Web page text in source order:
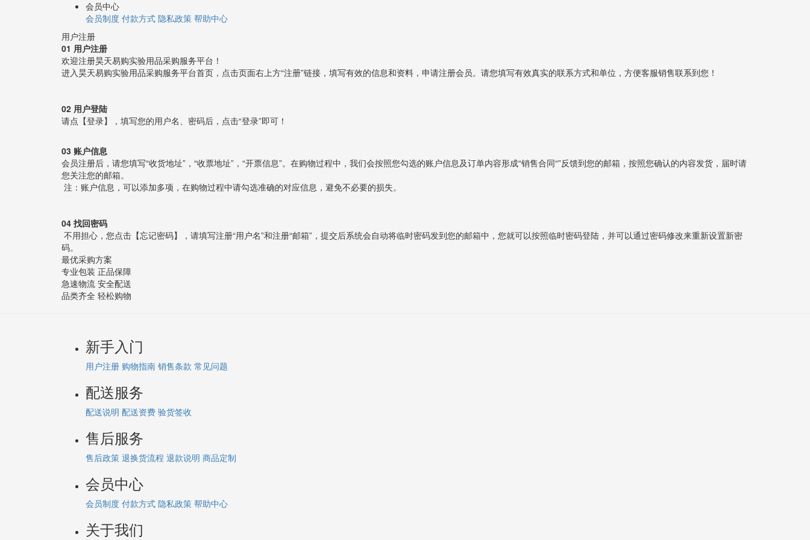
会员中心
会员制度 付款方式 隐私政策 帮助中心
用户注册
01 用户注册
欢迎注册昊天易购实验用品采购服务平台！
进入昊天易购实验用品采购服务平台首页，点击页面右上方“注册”链接，填写有效的信息和资料，申请注册会员。请您填写有效真实的联系方式和单位，方便客服销售联系到您！
02 用户登陆
请点【登录】，填写您的用户名、密码后，点击“登录”即可！
03 账户信息
会员注册后，请您填写“收货地址”，“收票地址”，“开票信息”。在购物过程中，我们会按照您勾选的账户信息及订单内容形成“销售合同“”反馈到您的邮箱，按照您确认的内容发货，届时请
您关注您的邮箱。
注：账户信息，可以添加多项，在购物过程中请勾选准确的对应信息，避免不必要的损失。
04 找回密码
不用担心，您点击【忘记密码】，请填写注册“用户名”和注册“邮箱”，提交后系统会自动将临时密码发到您的邮箱中，您就可以按照临时密码登陆，并可以通过密码修改来重新设置新密
码。
最优采购方案
专业包装 正品保障
急速物流 安全配送
品类齐全 轻松购物
新手入门
用户注册 购物指南 销售条款 常见问题
配送服务
配送说明 配送资费 验货签收
售后服务
售后政策 退换货流程 退款说明 商品定制
会员中心
会员制度 付款方式 隐私政策 帮助中心
关于我们